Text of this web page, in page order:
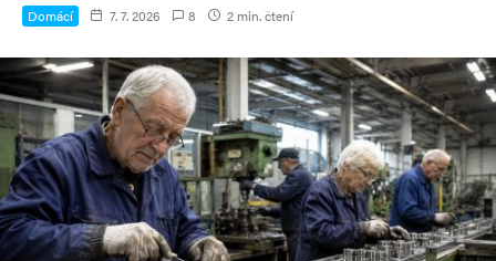
Domácí 7. 7. 2026 8 2 min. čtení